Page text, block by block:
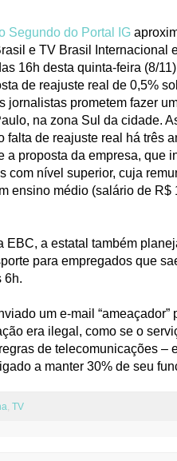
Segundo do Portal IG
e TV Brasil Internacional
16h desta quinta-feira (8/
de reajuste real de 0,5%
jornalistas prometem fazer
na zona Sul da cidade.
falta de reajuste real há três
a proposta da empresa, que
com nível superior, cuja
ensino médio (salário de R$
EBC, a estatal também
para empregados que
6h.
um e-mail “ameaçador”
era ilegal, como se o
de telecomunicações –
a manter 30% de seu
TV